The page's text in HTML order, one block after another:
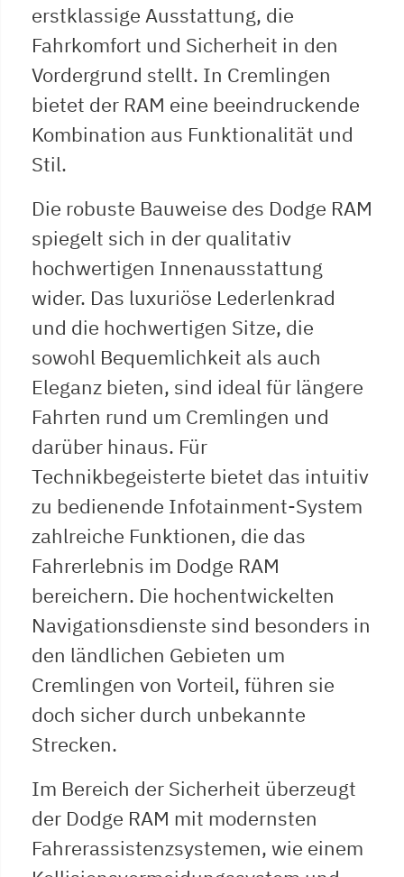
erstklassige Ausstattung, die
Fahrkomfort und Sicherheit in den
Vordergrund stellt. In Cremlingen
bietet der RAM eine beeindruckende
Kombination aus Funktionalität und
Stil.
Die robuste Bauweise des Dodge RAM
spiegelt sich in der qualitativ
hochwertigen Innenausstattung
wider. Das luxuriöse Lederlenkrad
und die hochwertigen Sitze, die
sowohl Bequemlichkeit als auch
Eleganz bieten, sind ideal für längere
Fahrten rund um Cremlingen und
darüber hinaus. Für
Technikbegeisterte bietet das intuitiv
zu bedienende Infotainment-System
zahlreiche Funktionen, die das
Fahrerlebnis im Dodge RAM
bereichern. Die hochentwickelten
Navigationsdienste sind besonders in
den ländlichen Gebieten um
Cremlingen von Vorteil, führen sie
doch sicher durch unbekannte
Strecken.
Im Bereich der Sicherheit überzeugt
der Dodge RAM mit modernsten
Fahrerassistenzsystemen, wie einem